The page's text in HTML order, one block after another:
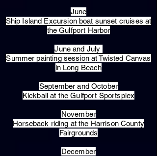
June
Ship Island Excursion boat sunset cruises at
the Gulfport Harbor
June and July
Summer painting session at Twisted Canvas
in Long Beach
September and October
Kickball at the Gulfport Sportsplex
November
Horseback riding at the Harrison County
Fairgrounds
December